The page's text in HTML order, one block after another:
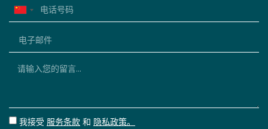
China
我接受 服务条款 和 隐私政策。